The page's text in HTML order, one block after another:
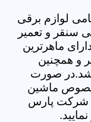
لوازم برقی
سنقر و تعمیر
ماهرترین
و همچنین
صورت
ماشین
شرکت پارس